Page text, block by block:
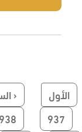
First page
الأول ‹
الصفحة
937
938